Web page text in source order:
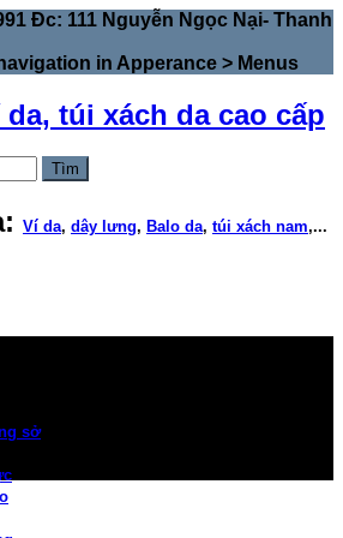
Đc: 111 Nguyễn Ngọc Nại- Thanh
in Apperance > Menus
Tìm
Ví da, dây lưng, Balo da, túi xách nam,...
sở